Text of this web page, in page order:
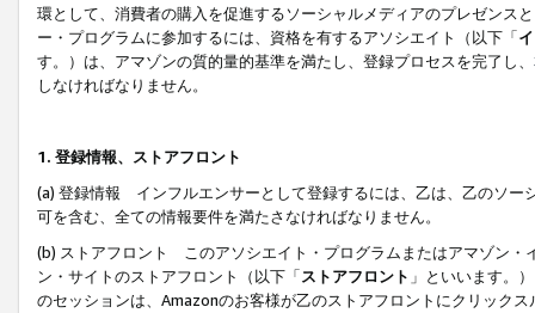
環として、消費者の購入を促進するソーシャルメディアのプレゼンス
ー・プログラムに参加するには、資格を有するアソシエイト（以下「
す。）は、アマゾンの質的量的基準を満たし、登録プロセスを完了し、
しなければなりません。
1. 登録情報、ストアフロント
(a) 登録情報 インフルエンサーとして登録するには、乙は、乙のソー
可を含む、全ての情報要件を満たさなければなりません。
(b) ストアフロント このアソシエイト・プログラムまたはアマゾン・
ン・サイトのストアフロント（以下「ストアフロント 」といいます。
のセッションは、Amazonのお客様が乙のストアフロントにクリック